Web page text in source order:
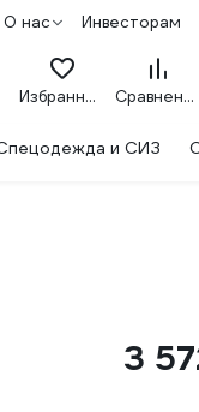
О нас Инвесторам
Избранное Сравнение
и СИЗ
3